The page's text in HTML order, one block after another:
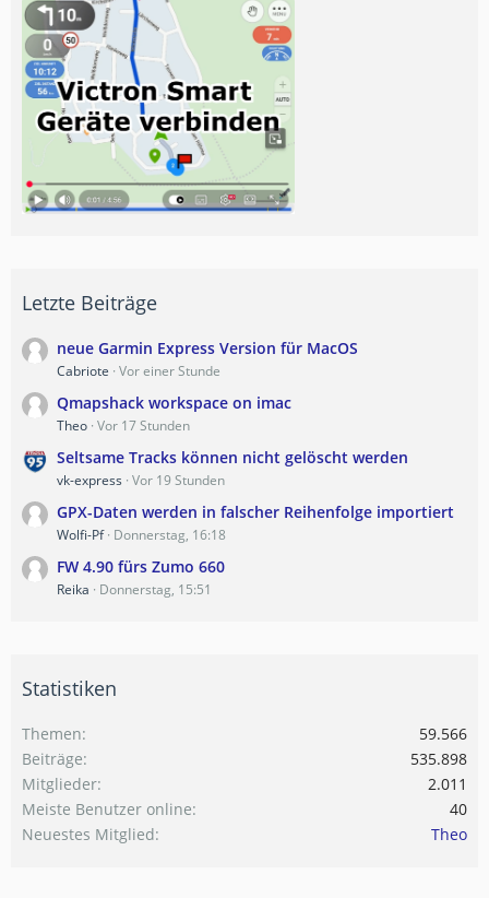
Letzte Beiträge
neue Garmin Express Version für MacOS
Cabriote Vor einer Stunde
Qmapshack workspace on imac
Theo Vor 17 Stunden
Seltsame Tracks können nicht gelöscht werden
vk-express Vor 19 Stunden
GPX-Daten werden in falscher Reihenfolge importiert
Wolfi-Pf Donnerstag, 16:18
FW 4.90 fürs Zumo 660
Reika Donnerstag, 15:51
Statistiken
Themen
59.566
Beiträge
535.898
Mitglieder
2.011
Meiste Benutzer online
40
Neuestes Mitglied
Theo